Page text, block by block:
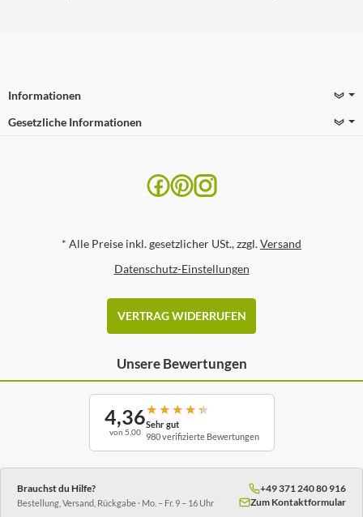
Informationen
Gesetzliche Informationen
* Alle Preise inkl. gesetzlicher USt., zzgl.Versand
Datenschutz-Einstellungen
VERTRAG WIDERRUFEN
Unsere Bewertungen
4,36
von 5,00
★ ★ ★ ★ ★
Sehr gut
980 verifizierte Bewertungen
Brauchst du Hilfe?
Bestellung, Versand, Rückgabe · Mo. – Fr. 9 – 16 Uhr
+49 371 240 80 916
Zum Kontaktformular